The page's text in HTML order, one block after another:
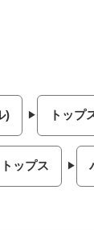
) トップ
トップス